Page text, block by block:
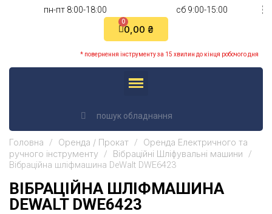
пн-пт 8:00-18:00 cб 9:00-15:00
0,00 ₴
* повернення інструменту за 15 хвилин до кінця робочого дня
Головна Оренда / Прокат
Оренда Електричного та
ручного інструменту
Вібраційні Шліфувальні машини
Вібраційна шліфмашина DeWalt DWE6423
ВІБРАЦІЙНА ШЛІФМАШИНА
DEWALT DWE6423